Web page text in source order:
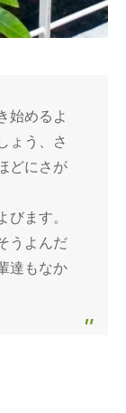
始めるよ
ょう、さ
どにさが
びます。
うよんだ
達もなか